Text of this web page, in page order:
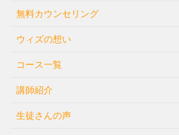
無料カウンセリング
ウィズの想い
コース一覧
講師紹介
生徒さんの声